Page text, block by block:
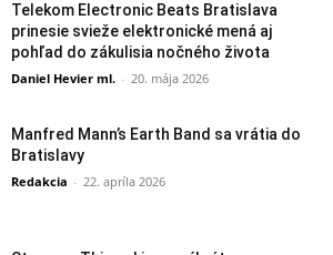
Telekom Electronic Beats Bratislava
prinesie svieže elektronické mená aj
pohľad do zákulisia nočného života
Daniel Hevier ml. - 20. mája 2026
Manfred Mann’s Earth Band sa vrátia do
Bratislavy
Redakcia - 22. apríla 2026